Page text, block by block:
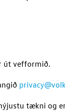
út vefformið.
tækni og